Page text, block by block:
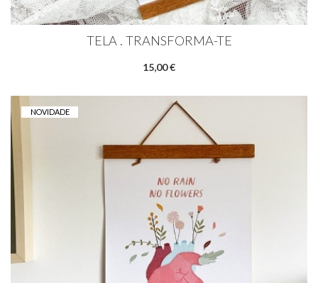
TELA . TRANSFORMA-TE
15,00 €
NOVIDADE